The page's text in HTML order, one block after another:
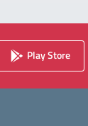
Play Store